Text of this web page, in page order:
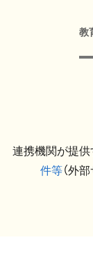
教
連携機関が提供
件等（外